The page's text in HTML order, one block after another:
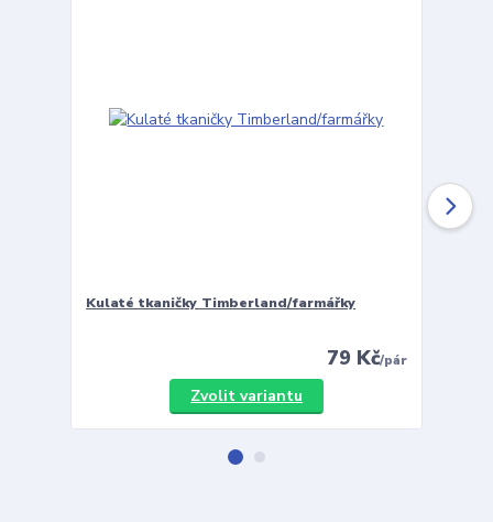
Kulaté tkaničky Timberland/farmářky
79 Kč/pár
Zvolit variantu